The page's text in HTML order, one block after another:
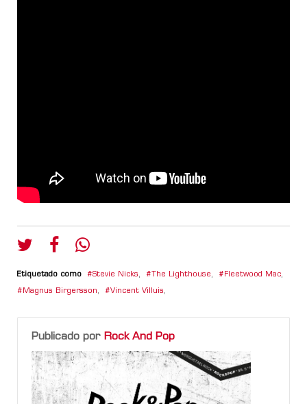
Etiquetado como Stevie Nicks, The Lighthouse, Fleetwood Mac,
Magnus Birgersson, Vincent Villuis,
Publicado por Rock And Pop